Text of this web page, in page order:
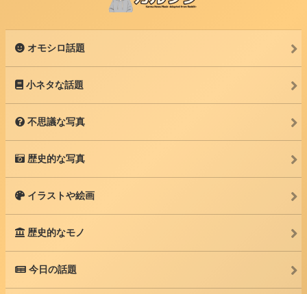
オモシロ話題
小ネタな話題
不思議な写真
歴史的な写真
イラストや絵画
歴史的なモノ
今日の話題